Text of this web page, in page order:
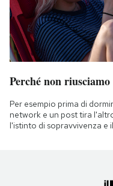
Perché non
Per esempio prima di
network e un post tira
l'istinto di sopravvivenza e